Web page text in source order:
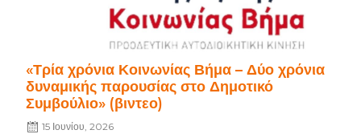
«Τρία χρόνια Κοινωνίας Βήμα – Δύο χρόνια
δυναμικής παρουσίας στο Δημοτικό
Συμβούλιο» (βιντεο)
15 Ιουνίου, 2026